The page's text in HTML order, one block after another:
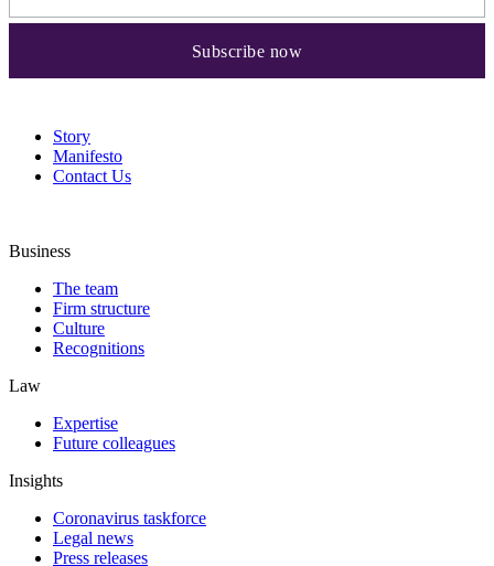
Story
Manifesto
Contact Us
Business
The team
Firm structure
Culture
Recognitions
Law
Expertise
Future colleagues
Insights
Coronavirus taskforce
Legal news
Press releases